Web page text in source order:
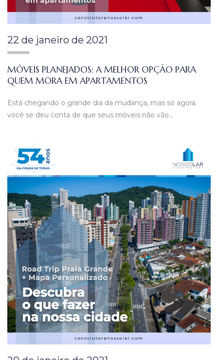
22 de janeiro de 2021
MÓVEIS PLANEJADOS: A MELHOR OPÇÃO PARA
QUEM MORA EM APARTAMENTOS
Está chegando o grande dia da mudança, mas só agora
você se deu conta de que seus móveis não vão…